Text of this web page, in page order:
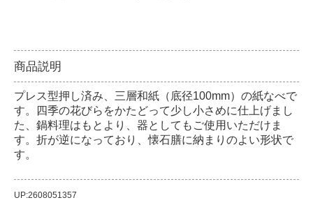
商品説明
プレス型押し済み、三層和紙（底径100mm）の紙なべで
す。四季の花びらをかたどって少し小さめに仕上げまし
た、鍋料理はもとより、器としてもご使用いただけま
す。折が逆になっており、懐石膳に納まりのよい形状で
す。
UP:2608051357